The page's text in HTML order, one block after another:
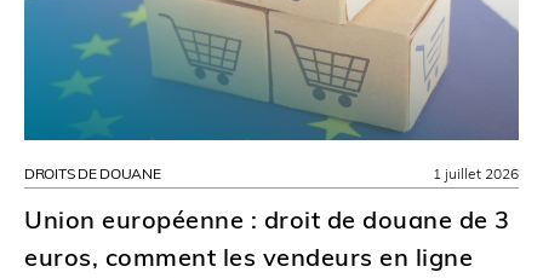
DROITS DE DOUANE
Union européenne : droit de douane de 3
euros, comment les vendeurs en ligne
1 juillet 2026